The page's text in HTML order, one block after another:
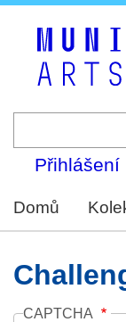
Přihlášení
Domů
CAPTCHA